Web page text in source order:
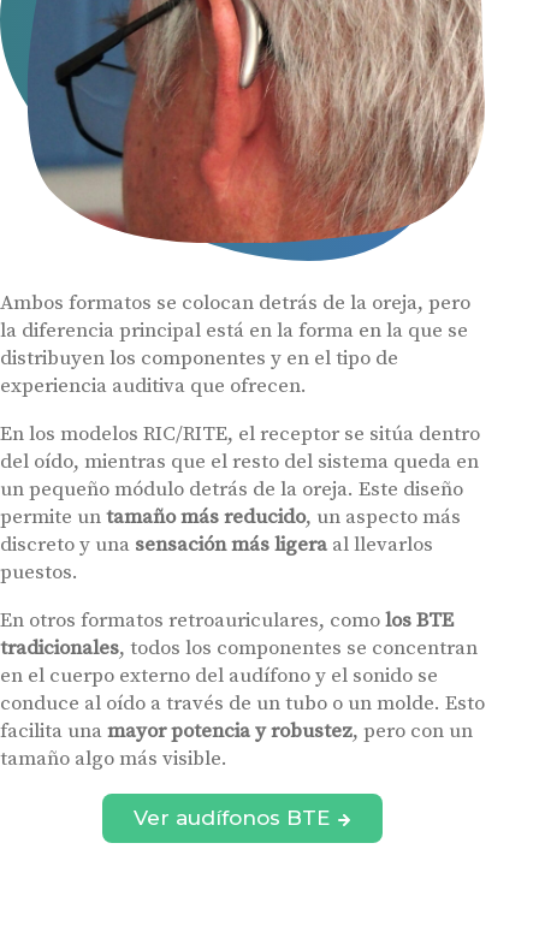
Ambos formatos se colocan detrás de la oreja, pero
la diferencia principal está en la forma en la que se
distribuyen los componentes y en el tipo de
experiencia auditiva que ofrecen.
En los modelos RIC/RITE, el receptor se sitúa dentro
del oído, mientras que el resto del sistema queda en
un pequeño módulo detrás de la oreja. Este diseño
permite untamaño más reducido, un aspecto más
discreto y una sensación más ligera al llevarlos
puestos.
En otros formatos retroauriculares, comolos BTE
tradicionales, todos los componentes se concentran
en el cuerpo externo del audífono y el sonido se
conduce al oído a través de un tubo o un molde. Esto
facilita unamayor potencia y robustez, pero con un
tamaño algo más visible.
Ver audífonos BTE